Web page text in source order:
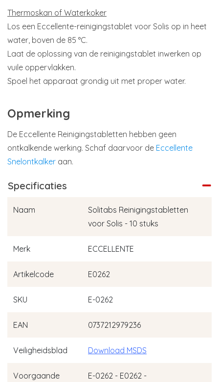
Thermoskan of Waterkoker
Los een Eccellente-reinigingstablet voor Solis op in heet
water, boven de 85 °C.
Laat de oplossing van de reinigingstablet inwerken op
vuile oppervlakken.
Spoel het apparaat grondig uit met proper water.
Opmerking
De Eccellente Reinigingstabletten hebben geen
ontkalkende werking. Schaf daarvoor de Eccellente
Snelontkalker aan.
Specificaties
Naam
Solitabs Reinigingstabletten
voor Solis - 10 stuks
Merk ECCELLENTE
Artikelcode E0262
SKU E-0262
EAN 0737212979236
Veiligheidsblad Download MSDS
Voorgaande E-0262 - E0262 -